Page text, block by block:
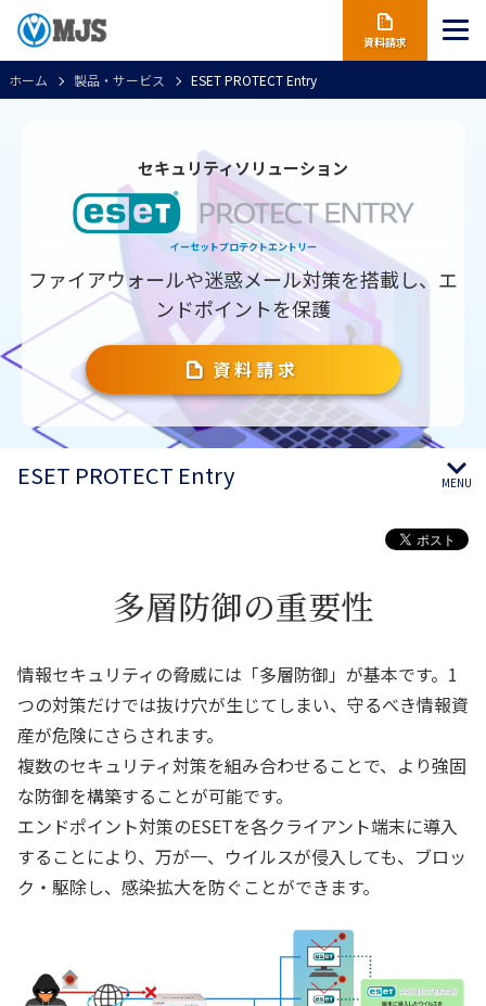
資料請求
ホーム 製品・サービス ESET PROTECT Entry
セキュリティソリューション
イーセットプロテクトエントリー
ファイアウォールや迷惑メール対策を搭載し、エ
ンドポイントを保護
資料請求
ESET PROTECT Entry MENU
多層防御の重要性
情報セキュリティの脅威には「多層防御」が基本です。1
つの対策だけでは抜け穴が生じてしまい、守るべき情報資
産が危険にさらされます。
複数のセキュリティ対策を組み合わせることで、より強固
な防御を構築することが可能です。
エンドポイント対策のESETを各クライアント端末に導入
することにより、万が一、ウイルスが侵入しても、ブロッ
ク・駆除し、感染拡大を防ぐことができます。